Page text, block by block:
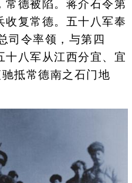
常德被陷。蒋介石令第
收复常德。五十八军奉
司令率领，与第四
十八军从江西分宜、宜
抵常德南之石门地